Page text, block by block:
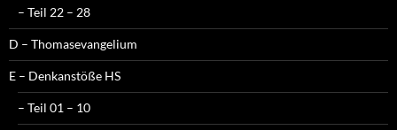
– Teil 22 – 28
D – Thomasevangelium
E – Denkanstöße HS
– Teil 01 – 10